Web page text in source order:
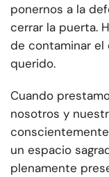
ponernos a la
cerrar la puerta.
de contaminar
querido.
Cuando
nosotros y
un espacio
plenamente